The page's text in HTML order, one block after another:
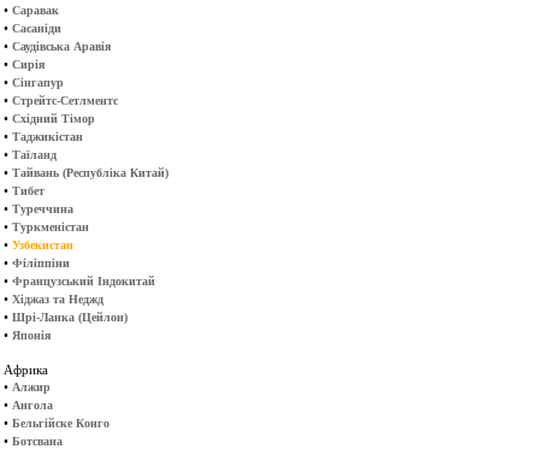
• Саравак
• Сасаніди
• Саудівська Аравія
• Сирія
• Сінгапур
• Стрейтс-Сетлментс
• Східний Тімор
• Таджикістан
• Таїланд
• Тайвань (Республіка Китай)
• Тибет
• Туреччина
• Туркменістан
• Узбекистан
• Філіппіни
• Французський Індокитай
• Хіджаз та Неджд
• Шрі-Ланка (Цейлон)
• Японія
Африка
• Алжир
• Ангола
• Бельгійске Конго
• Ботсвана